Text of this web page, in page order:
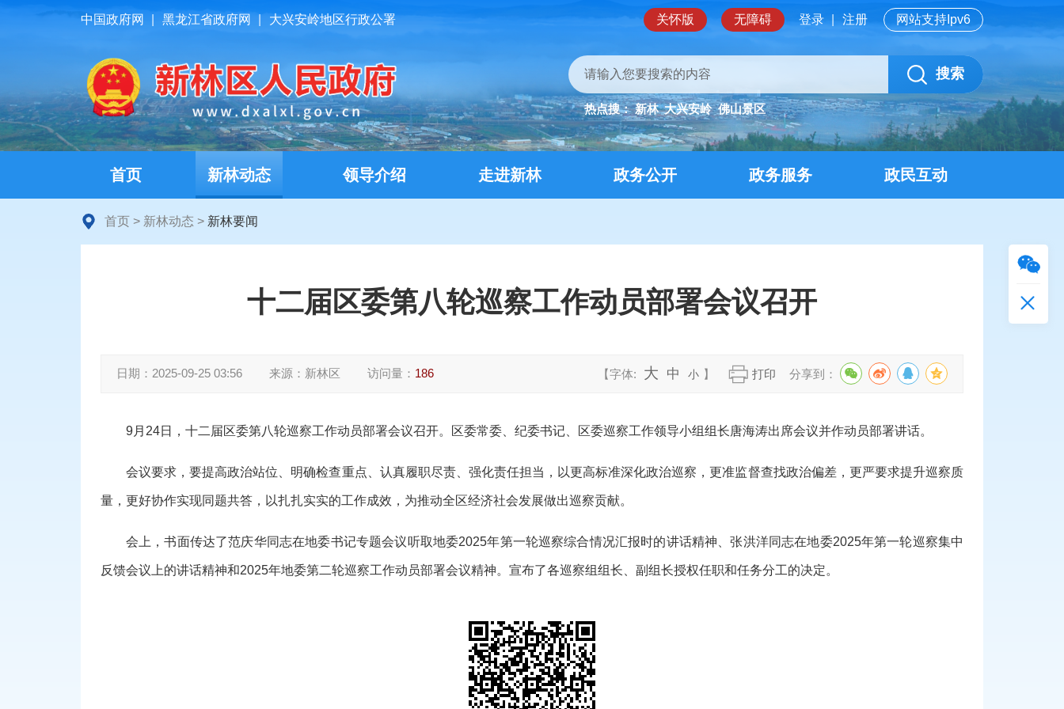
中国政府网 黑龙江省政府网 大兴安岭地区行政公署 关怀版 无障碍 网站支持Ipv6
登录 注册
搜索
热点搜： 新林 大兴安岭 佛山景区
首页 新林动态 领导介绍 走进新林 政务公开 政务服务 政民互动
首页 > 新林动态 > 新林要闻
十二届区委第八轮巡察工作动员部署会议召开
日期： 2025-09-25 03:56 来源： 新林区 访问量： 186 【字体: 大 中 小 】 打印 分享到：
9月24日，十二届区委第八轮巡察工作动员部署会议召开。区委常委、纪委书记、区委巡察工作领导小组组长唐海涛出席会议并作动员部署讲话。
会议要求，要提高政治站位、明确检查重点、认真履职尽责、强化责任担当，以更高标准深化政治巡察，更准监督查找政治偏差，更严要求提升巡察质
量，更好协作实现同题共答，以扎扎实实的工作成效，为推动全区经济社会发展做出巡察贡献。
会上，书面传达了范庆华同志在地委书记专题会议听取地委2025年第一轮巡察综合情况汇报时的讲话精神、张洪洋同志在地委2025年第一轮巡察集中
反馈会议上的讲话精神和2025年地委第二轮巡察工作动员部署会议精神。宣布了各巡察组组长、副组长授权任职和任务分工的决定。